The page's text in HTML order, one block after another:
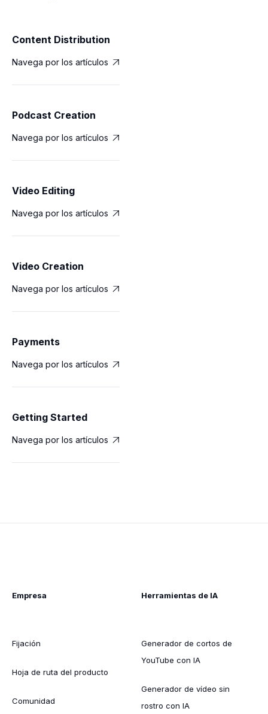
Content Distribution
Navega por los artículos 
Podcast Creation
Navega por los artículos 
Video Editing
Navega por los artículos 
Video Creation
Navega por los artículos 
Payments
Navega por los artículos 
Getting Started
Navega por los artículos 
Empresa
Fijación
Hoja de ruta del producto
Comunidad
Herramientas de IA
Generador de cortos de
YouTube con IA
Generador de vídeo sin
rostro con IA